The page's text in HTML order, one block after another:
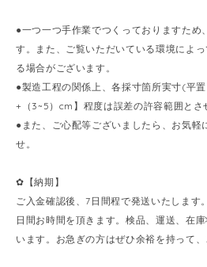
●一つ一つ手作業でつくっておりますため
す。また、ご覧いただいている環境によ
る場合がございます。
●製造工程の関係上、各採寸箇所実寸(平
+（3~5）cm】程度は誤差の許容範囲とさ
●また、ご心配等ございましたら、お気軽
せ。
✿【納期】
ご入金確認後、7日間程で発送いたします
日間お時間を頂きます。検品、運送、在
います。お急ぎの方はぜひ余裕を持って、